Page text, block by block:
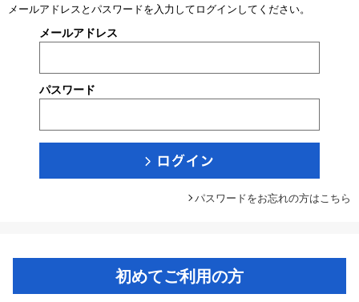
メールアドレスとパスワードを入力してログインしてください。
メールアドレス
パスワード
パスワードをお忘れの方はこちら
初めてご利用の方